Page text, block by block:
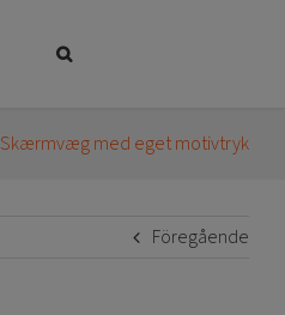
Skærmvæg med eget motivtryk
Föregående